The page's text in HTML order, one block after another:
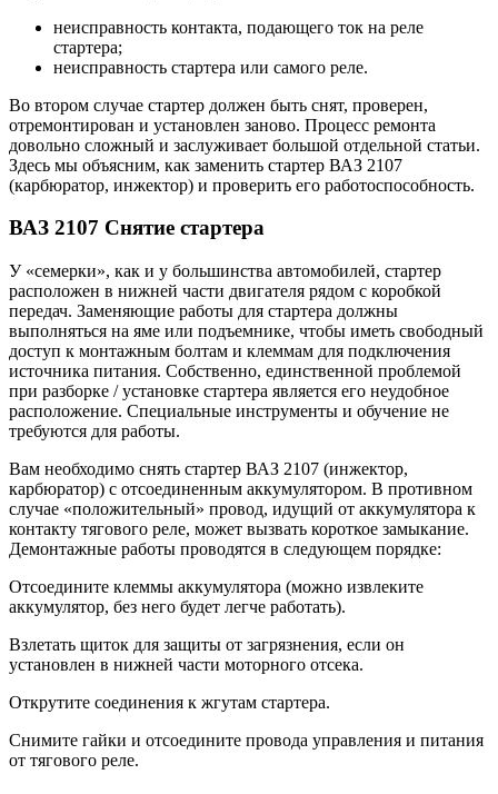
неисправность контакта, подающего ток на реле
стартера;
неисправность стартера или самого реле.
Во втором случае стартер должен быть снят, проверен,
отремонтирован и установлен заново. Процесс ремонта
довольно сложный и заслуживает большой отдельной статьи.
Здесь мы объясним, как заменить стартер ВАЗ 2107
(карбюратор, инжектор) и проверить его работоспособность.
ВАЗ 2107 Снятие стартера
У «семерки», как и у большинства автомобилей, стартер
расположен в нижней части двигателя рядом с коробкой
передач. Заменяющие работы для стартера должны
выполняться на яме или подъемнике, чтобы иметь свободный
доступ к монтажным болтам и клеммам для подключения
источника питания. Собственно, единственной проблемой
при разборке / установке стартера является его неудобное
расположение. Специальные инструменты и обучение не
требуются для работы.
Вам необходимо снять стартер ВАЗ 2107 (инжектор,
карбюратор) с отсоединенным аккумулятором. В противном
случае «положительный» провод, идущий от аккумулятора к
контакту тягового реле, может вызвать короткое замыкание.
Демонтажные работы проводятся в следующем порядке:
Отсоедините клеммы аккумулятора (можно извлеките
аккумулятор, без него будет легче работать).
Взлетать щиток для защиты от загрязнения, если он
установлен в нижней части моторного отсека.
Открутите соединения к жгутам стартера.
Снимите гайки и отсоедините провода управления и питания
от тягового реле.